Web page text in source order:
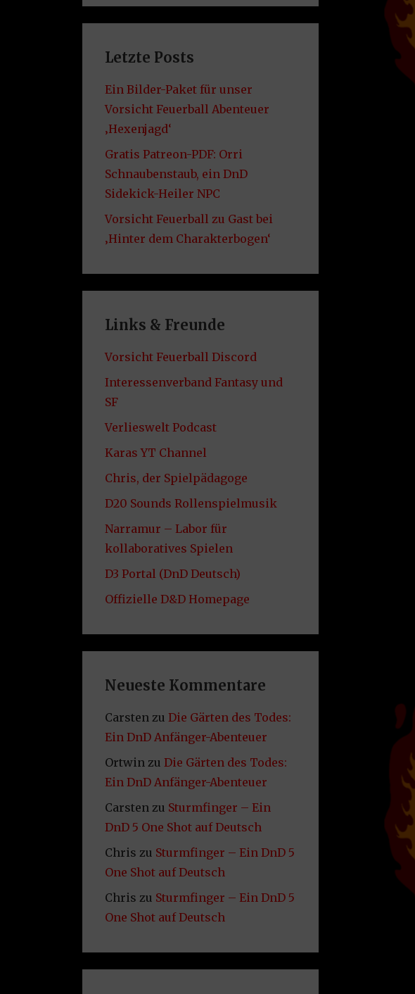
Letzte Posts
Ein Bilder-Paket für unser
Vorsicht Feuerball Abenteuer
‚Hexenjagd‘
Gratis Patreon-PDF: Orri
Schnaubenstaub, ein DnD
Sidekick-Heiler NPC
Vorsicht Feuerball zu Gast bei
‚Hinter dem Charakterbogen‘
Links & Freunde
Vorsicht Feuerball Discord
Interessenverband Fantasy und
SF
Verlieswelt Podcast
Karas YT Channel
Chris, der Spielpädagoge
D20 Sounds Rollenspielmusik
Narramur – Labor für
kollaboratives Spielen
D3 Portal (DnD Deutsch)
Offizielle D&D Homepage
Neueste Kommentare
Carstenzu Die Gärten des Todes:
Ein DnD Anfänger-Abenteuer
Ortwinzu Die Gärten des Todes:
Ein DnD Anfänger-Abenteuer
Carstenzu Sturmfinger – Ein
DnD 5 One Shot auf Deutsch
Chris zu Sturmfinger – Ein DnD 5
One Shot auf Deutsch
Chris zu Sturmfinger – Ein DnD 5
One Shot auf Deutsch